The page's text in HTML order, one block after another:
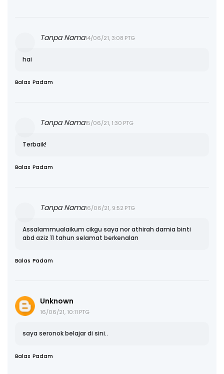
Tanpa Nama14/06/21, 3:08 PTG
hai
Balas Padam
Tanpa Nama15/06/21, 1:30 PTG
Terbaik!
Balas Padam
Tanpa Nama16/06/21, 9:52 PTG
Assalammualaikum cikgu saya nor athirah damia binti
abd aziz 11 tahun selamat berkenalan
Balas Padam
Unknown
16/06/21, 10:11 PTG
saya seronok belajar di sini..
Balas Padam